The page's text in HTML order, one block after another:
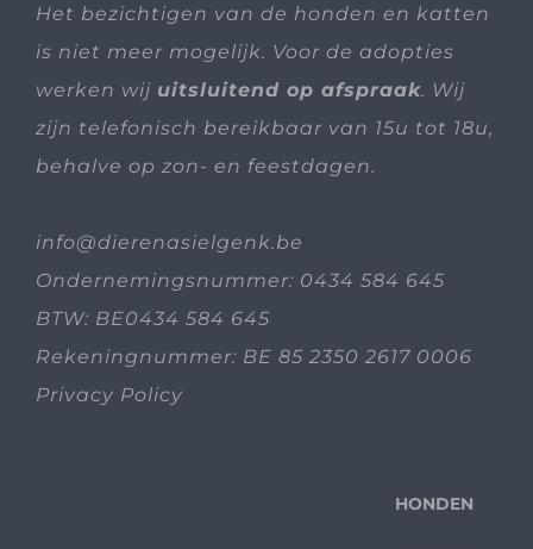
Het bezichtigen van de honden en katten
is niet meer mogelijk. Voor de adopties
werken wij uitsluitend op afspraak. Wij
zijn telefonisch bereikbaar van 15u tot 18u,
behalve op zon- en feestdagen.
info@dierenasielgenk.be
Ondernemingsnummer: 0434 584 645
BTW: BE0434 584 645
Rekeningnummer: BE 85 2350 2617 0006
Privacy Policy
HONDEN